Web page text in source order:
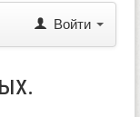
Войти